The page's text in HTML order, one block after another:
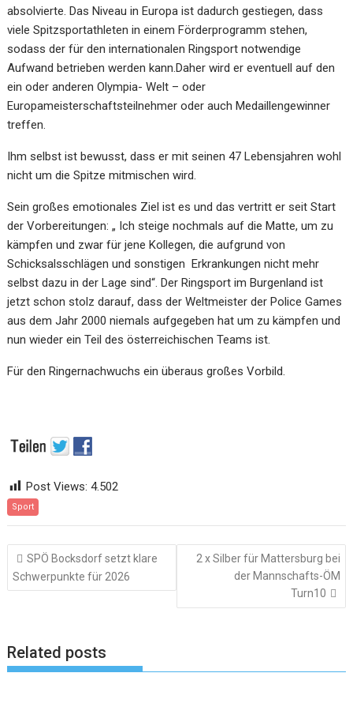
absolvierte. Das Niveau in Europa ist dadurch gestiegen, dass
viele Spitzsportathleten in einem Förderprogramm stehen,
sodass der für den internationalen Ringsport notwendige
Aufwand betrieben werden kann.Daher wird er eventuell auf den
ein oder anderen Olympia- Welt – oder
Europameisterschaftsteilnehmer oder auch Medaillengewinner
treffen.
Ihm selbst ist bewusst, dass er mit seinen 47 Lebensjahren wohl
nicht um die Spitze mitmischen wird.
Sein großes emotionales Ziel ist es und das vertritt er seit Start
der Vorbereitungen: „ Ich steige nochmals auf die Matte, um zu
kämpfen und zwar für jene Kollegen, die aufgrund von
Schicksalsschlägen und sonstigen Erkrankungen nicht mehr
selbst dazu in der Lage sind“. Der Ringsport im Burgenland ist
jetzt schon stolz darauf, dass der Weltmeister der Police Games
aus dem Jahr 2000 niemals aufgegeben hat um zu kämpfen und
nun wieder ein Teil des österreichischen Teams ist.
Für den Ringernachwuchs ein überaus großes Vorbild.
Post Views: 4.502
Sport
Beitragsnavigation
SPÖ Bocksdorf setzt klare
Schwerpunkte für 2026
2 x Silber für Mattersburg bei
der Mannschafts-ÖM
Turn10
Related posts